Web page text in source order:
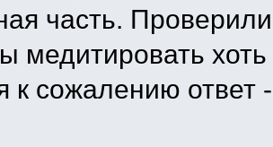
часть.
медитировать
к сожалению ответ